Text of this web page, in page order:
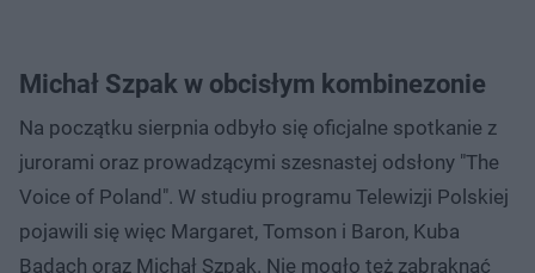
Michał Szpak w obcisłym kombinezonie
Na początku sierpnia odbyło się oficjalne spotkanie z
jurorami oraz prowadzącymi szesnastej odsłony "The
Voice of Poland". W studiu programu Telewizji Polskiej
pojawili się więc Margaret, Tomson i Baron, Kuba
Badach oraz Michał Szpak. Nie mogło też zabraknąć